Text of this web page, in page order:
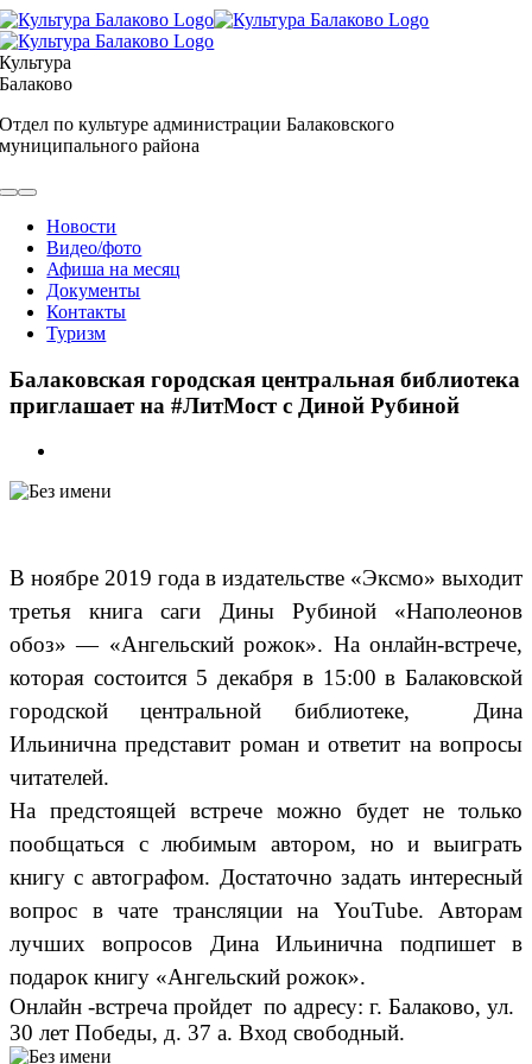
Skip
to
content
Культура
Балаково
Отдел по культуре администрации Балаковского
муниципального района
Toggle
NavigationНовости
Видео/фото
Афиша на месяц
Документы
Контакты
Туризм
Балаковская городская центральная библиотека
приглашает на #ЛитМост с Диной Рубиной
Image
В ноябре 2019 года в издательстве «Эксмо» выходит
третья книга саги Дины Рубиной «Наполеонов
обоз» — «Ангельский рожок». На онлайн-встрече,
которая состоится 5 декабря в 15:00 в Балаковской
городской центральной библиотеке, Дина
Ильинична представит роман и ответит на вопросы
читателей.
На предстоящей встрече можно будет не только
пообщаться с любимым автором, но и выиграть
книгу с автографом. Достаточно задать интересный
вопрос в чате трансляции на YouTube. Авторам
лучших вопросов Дина Ильинична подпишет в
подарок книгу «Ангельский рожок».
Онлайн -встреча пройдет по адресу: г. Балаково, ул.
30 лет Победы, д. 37 а. Вход свободный.